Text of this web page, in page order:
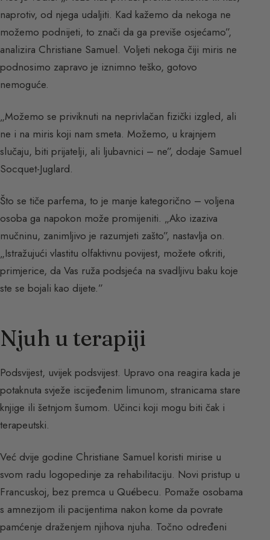
naprotiv, od njega udaljiti. Kad kažemo da nekoga ne
možemo podnijeti, to znači da ga previše osjećamo”,
analizira Christiane Samuel. Voljeti nekoga čiji miris ne
podnosimo zapravo je iznimno teško, gotovo
nemoguće.
„Možemo se priviknuti na neprivlačan fizički izgled, ali
ne i na miris koji nam smeta. Možemo, u krajnjem
slučaju, biti prijatelji, ali ljubavnici – ne”, dodaje Samuel
Socquet-Juglard.
Što se tiče parfema, to je manje kategorično – voljena
osoba ga napokon može promijeniti. „Ako izaziva
mučninu, zanimljivo je razumjeti zašto”, nastavlja on.
„Istražujući vlastitu olfaktivnu povijest, možete otkriti,
primjerice, da Vas ruža podsjeća na svadljivu baku koje
ste se bojali kao dijete.”
Njuh u terapiji
Podsvijest, uvijek podsvijest. Upravo ona reagira kada je
potaknuta svježe iscijeđenim limunom, stranicama stare
knjige ili šetnjom šumom. Učinci koji mogu biti čak i
terapeutski.
Već dvije godine Christiane Samuel koristi mirise u
svom radu logopedinje za rehabilitaciju. Novi pristup u
Francuskoj, bez premca u Québecu. Pomaže osobama
s amnezijom ili pacijentima nakon kome da povrate
pamćenje draženjem njihova njuha. Točno određeni